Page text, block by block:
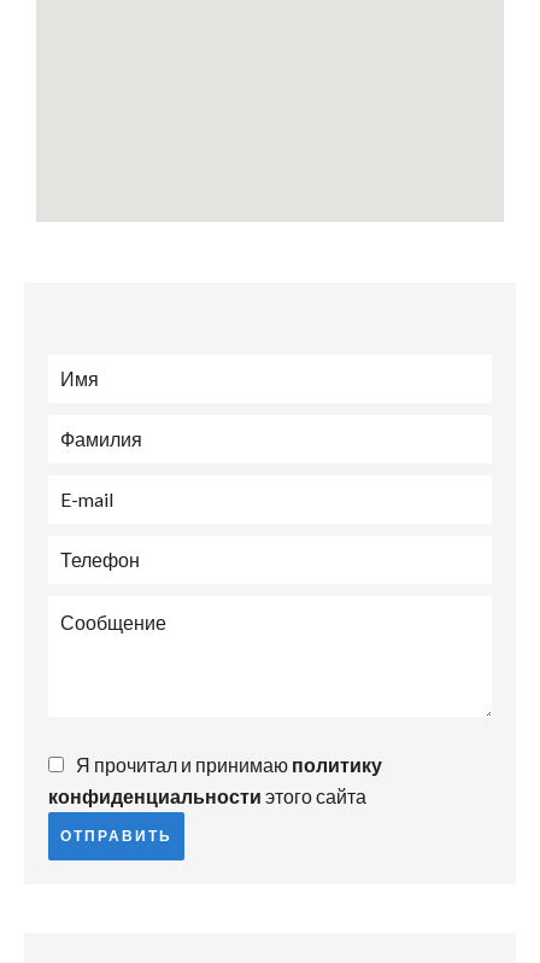
Я прочитал и принимаю политику
конфиденциальности этого сайта
ОТПРАВИТЬ